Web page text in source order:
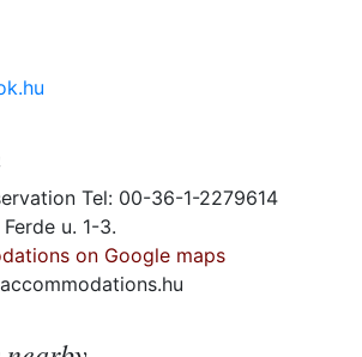
Tel: 00-36-1-2279614
u. 1-3.
on Google maps